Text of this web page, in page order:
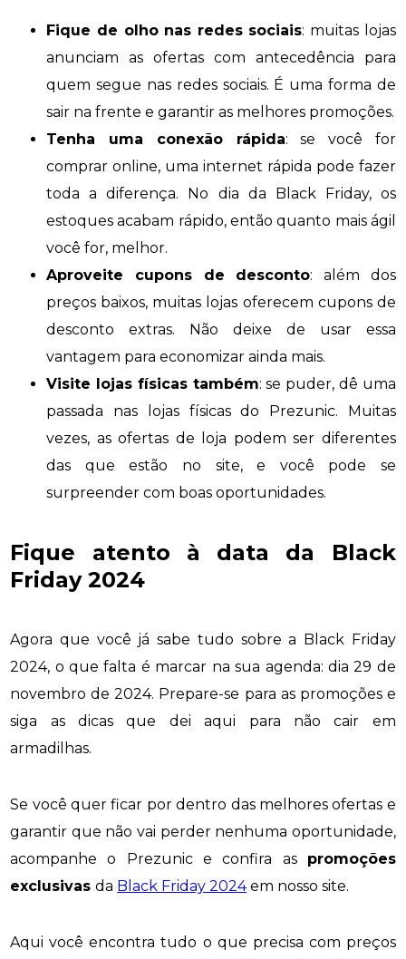
Fique de olho nas redes sociais: muitas lojas
anunciam as ofertas com antecedência para
quem segue nas redes sociais. É uma forma de
sair na frente e garantir as melhores promoções.
Tenha uma conexão rápida: se você for
comprar online, uma internet rápida pode fazer
toda a diferença. No dia da Black Friday, os
estoques acabam rápido, então quanto mais ágil
você for, melhor.
Aproveite cupons de desconto: além dos
preços baixos, muitas lojas oferecem cupons de
desconto extras. Não deixe de usar essa
vantagem para economizar ainda mais.
Visite lojas físicas também: se puder, dê uma
passada nas lojas físicas do Prezunic. Muitas
vezes, as ofertas de loja podem ser diferentes
das que estão no site, e você pode se
surpreender com boas oportunidades.
Fique atento à data da Black
Friday 2024
Agora que você já sabe tudo sobre a Black Friday
2024, o que falta é marcar na sua agenda: dia 29 de
novembro de 2024. Prepare-se para as promoções e
siga as dicas que dei aqui para não cair em
armadilhas.
Se você quer ficar por dentro das melhores ofertas e
garantir que não vai perder nenhuma oportunidade,
acompanhe o Prezunic e confira as promoções
exclusivasda Black Friday 2024em nosso site.
Aqui você encontra tudo o que precisa com preços